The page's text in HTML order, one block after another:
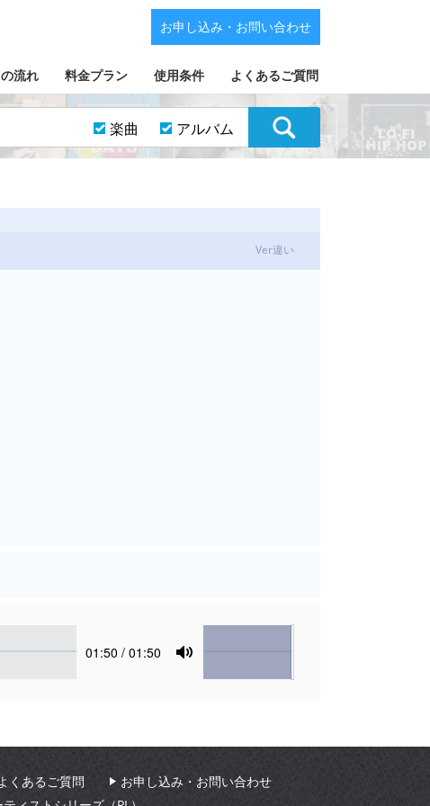
流れ 料金プラン 使用条件 よくあるご質問
お申し込み・お問い合わせ
楽曲 アルバム
Ver違い
Current
01:50 / 01:50
Mute
Volume
くあるご質問
お申し込み・お問い合わせ